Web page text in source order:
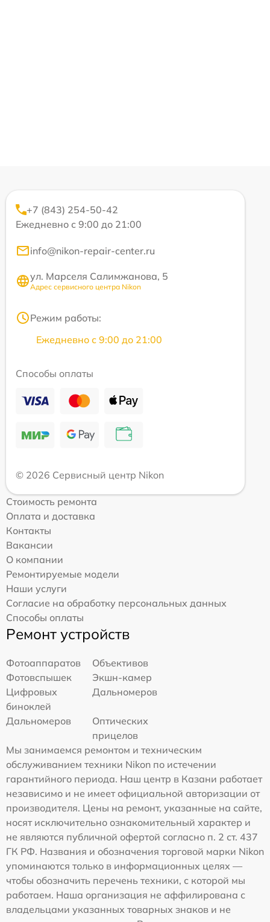
+7 (843) 254-50-42
Ежедневно с 9:00 до 21:00
info@nikon-repair-center.ru
ул. Марселя Салимжанова, 5
Адрес сервисного центра Nikon
Режим работы:
Ежедневно с 9:00 до 21:00
Способы оплаты
© 2026 Сервисный центр Nikon
Стоимость ремонта
Оплата и доставка
Контакты
Вакансии
О компании
Ремонтируемые модели
Наши услуги
Согласие на обработку персональных данных
Способы оплаты
Ремонт устройств
Фотоаппаратов
Объективов
Фотовспышек
Экшн-камер
Цифровых
биноклей
Дальномеров
Дальномеров
Оптических
прицелов
Мы занимаемся ремонтом и техническим
обслуживанием техники Nikon по истечении
гарантийного периода. Наш центр в Казани работает
независимо и не имеет официальной авторизации от
производителя. Цены на ремонт, указанные на сайте,
носят исключительно ознакомительный характер и
не являются публичной офертой согласно п. 2 ст. 437
ГК РФ. Названия и обозначения торговой марки Nikon
упоминаются только в информационных целях —
чтобы обозначить перечень техники, с которой мы
работаем. Наша организация не аффилирована с
владельцами указанных товарных знаков и не